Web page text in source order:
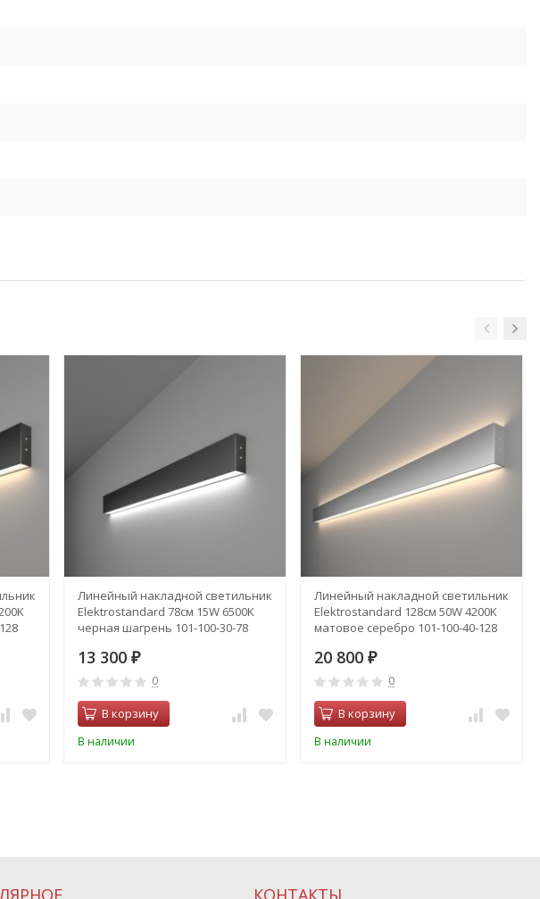
Линейный накладной светильник
Elektrostandard 78см 15W 6500K
черная шагрень 101-100-30-78
13 300 ₽
0
В корзину
В наличии
Линейный накладной светильник
Elektrostandard 128см 50W 4200K
матовое серебро 101-100-40-128
20 800 ₽
0
В корзину
В наличии